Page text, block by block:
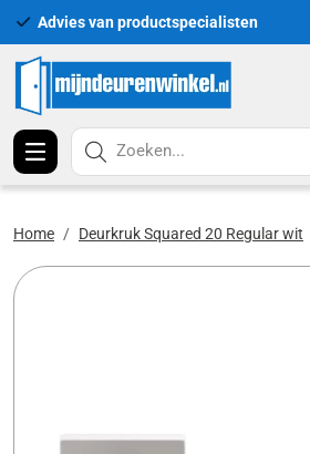
Advies van productspecialisten
Zoeken...
Home Deurkruk Squared 20 Regular wit